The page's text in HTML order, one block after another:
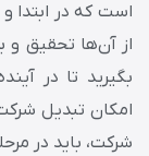
است که در ابتدا
از آن‌ها تحقیق و
بگیرید تا در
امکان تبدیل
شرکت، باید در